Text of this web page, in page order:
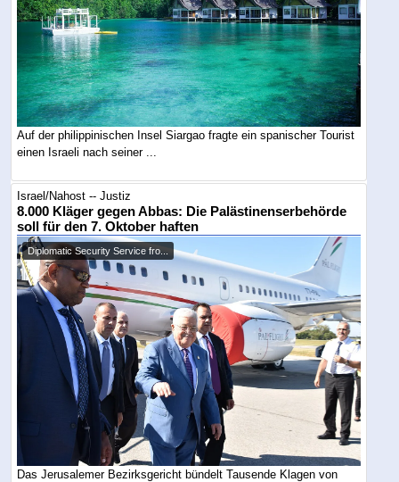
Auf der philippinischen Insel Siargao fragte ein spanischer Tourist
einen Israeli nach seiner ...
Israel/Nahost -- Justiz
8.000 Kläger gegen Abbas: Die Palästinenserbehörde
soll für den 7. Oktober haften
Diplomatic Security Service fro...
Das Jerusalemer Bezirksgericht bündelt Tausende Klagen von